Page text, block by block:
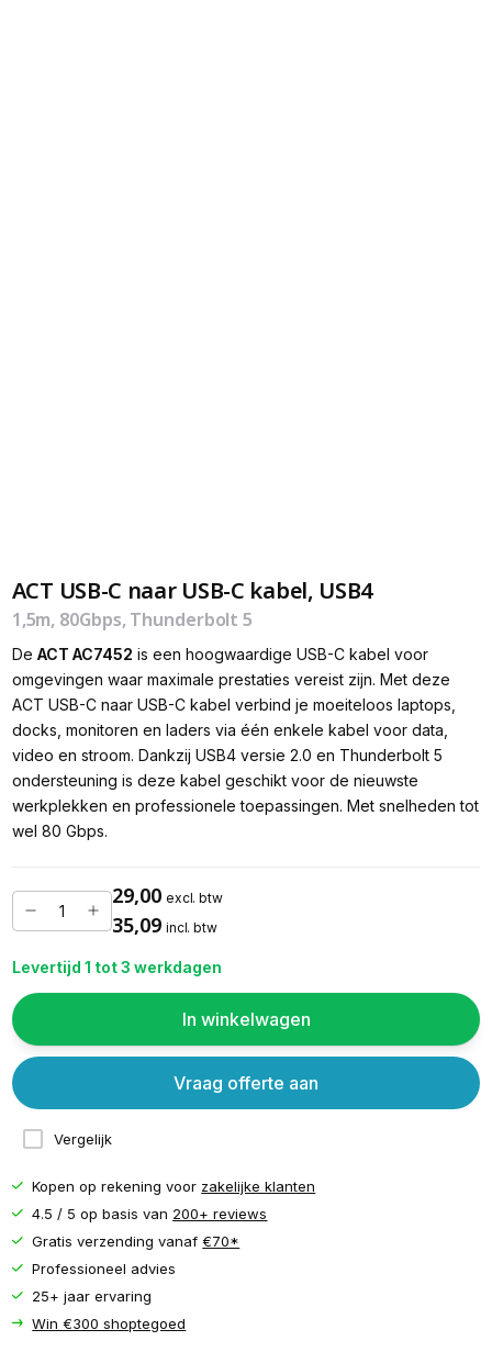
ACT USB-C naar USB-C kabel, USB4
1,5m, 80Gbps, Thunderbolt 5
De ACT AC7452 is een hoogwaardige USB-C kabel voor
omgevingen waar maximale prestaties vereist zijn. Met deze
ACT USB-C naar USB-C kabel verbind je moeiteloos laptops,
docks, monitoren en laders via één enkele kabel voor data,
video en stroom. Dankzij USB4 versie 2.0 en Thunderbolt 5
ondersteuning is deze kabel geschikt voor de nieuwste
werkplekken en professionele toepassingen. Met snelheden tot
wel 80 Gbps.
29,00 excl. btw
35,09 incl. btw
Levertijd 1 tot 3 werkdagen
In winkelwagen
Vergelijk
Vraag offerte aan
Kopen op rekening voor zakelijke klanten
4.5 / 5 op basis van 200+ reviews
Gratis verzending vanaf€70*
Professioneel advies
25+ jaar ervaring
Win €300 shoptegoed